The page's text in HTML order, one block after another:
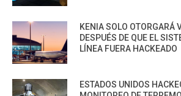
KENIA SOLO OTORGARÁ
DESPUÉS DE QUE EL
LÍNEA FUERA HACKEADO
ESTADOS UNIDOS